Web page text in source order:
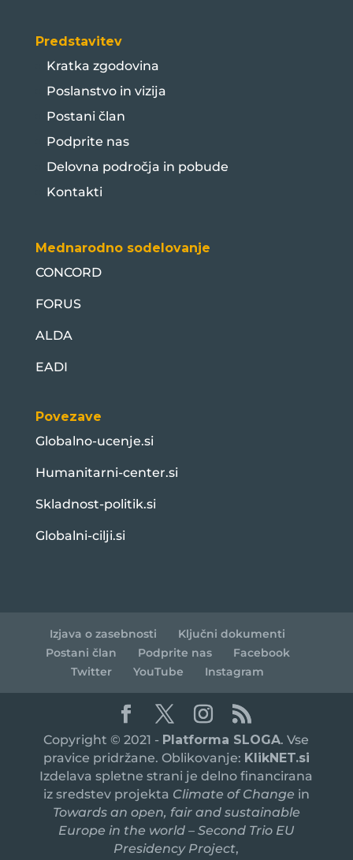
Predstavitev
Kratka zgodovina
Poslanstvo in vizija
Postani član
Podprite nas
Delovna področja in pobude
Kontakti
Mednarodno sodelovanje
CONCORD
FORUS
ALDA
EADI
Povezave
Globalno-ucenje.si
Humanitarni-center.si
Skladnost-politik.si
Globalni-cilji.si
Izjava o zasebnosti
Ključni dokumenti
Postani član
Podprite nas
Facebook
Twitter
YouTube Instagram
Copyright © 2021 - Platforma SLOGA. Vse
pravice pridržane. Oblikovanje: KlikNET.si
Izdelava spletne strani je delno financirana
iz sredstev projekta Climate of Change in
Towards an open, fair and sustainable
Europe in the world – Second Trio EU
Presidency Project,